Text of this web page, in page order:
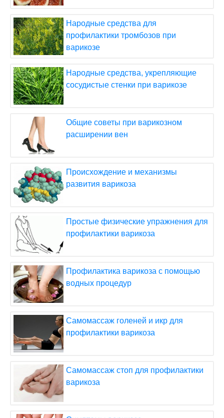
Народные средства для
профилактики тромбозов при
варикозе
Народные средства, укрепляющие
сосудистые стенки при варикозе
Общие советы при варикозном
расширении вен
Происхождение и механизмы
развития варикоза
Простые физические упражнения для
профилактики варикоза
Профилактика варикоза с помощью
водных процедур
Самомассаж голеней и икр для
профилактики варикоза
Самомассаж стоп для профилактики
варикоза